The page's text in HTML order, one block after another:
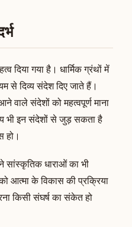
दिया गया है। धार्मिक ग्रंथों में
से दिव्य संदेश दिए जाते हैं।
वाले संदेशों को महत्वपूर्ण माना
भी इन संदेशों से जुड़ सकता है
हो।
सांस्कृतिक धाराओं का भी
आत्मा के विकास की प्रक्रिया
किसी संघर्ष का संकेत हो